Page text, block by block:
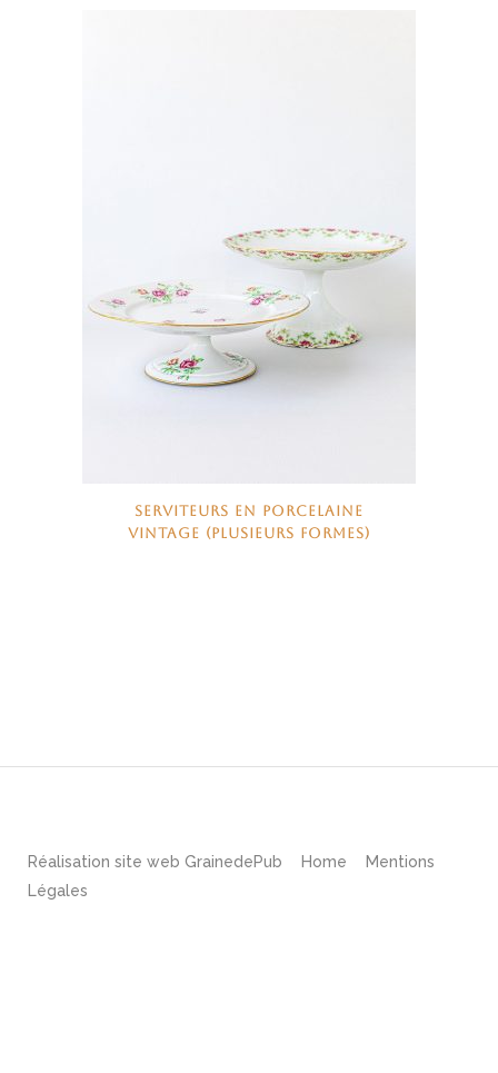
SERVITEURS EN PORCELAINE
VINTAGE (PLUSIEURS FORMES)
Réalisation site web GrainedePub Home
Mentions
Légales